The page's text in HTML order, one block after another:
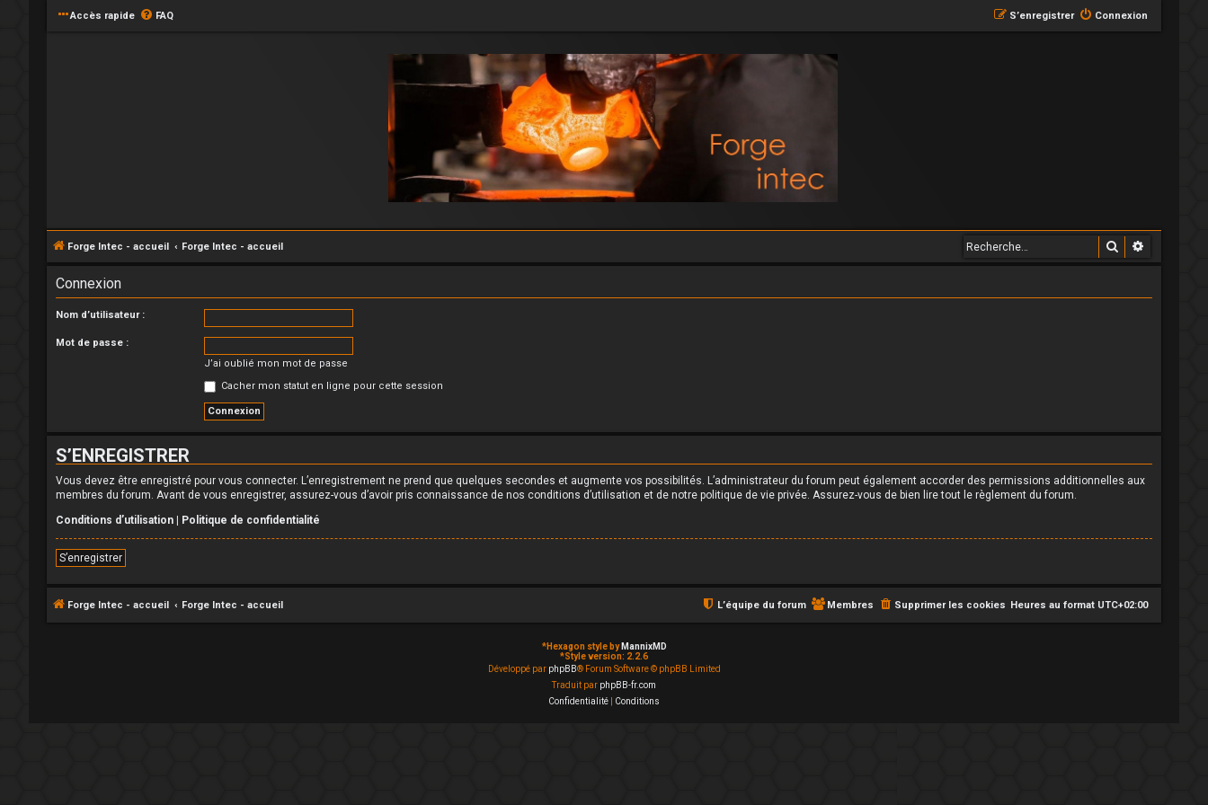
Accès rapide FAQ Connexion
S’enregistrer
Forge Intec - accueil Forge Intec - accueil Rechercher
Connexion
Nom d’utilisateur :
Mot de passe :
J’ai oublié mon mot de passe
Cacher mon statut en ligne pour cette session
S’ENREGISTRER
Vous devez être enregistré pour vous connecter. L’enregistrement ne prend que quelques secondes et augmente vos possibilités. L’administrateur du forum peut également accorder des permissions additionnelles aux
membres du forum. Avant de vous enregistrer, assurez-vous d’avoir pris connaissance de nos conditions d’utilisation et de notre politique de vie privée. Assurez-vous de bien lire tout le règlement du forum.
Conditions d’utilisation
Politique de confidentialité
S’enregistrer
Forge Intec - accueil Forge Intec - accueil Heures au format UTC+02:00
Supprimer les cookies
Membres
L’équipe du forum
*Hexagon style by MannixMD
*Style version: 2.2.6
Développé par phpBB® Forum Software © phpBB Limited
Traduit par phpBB-fr.com
Confidentialité
Conditions